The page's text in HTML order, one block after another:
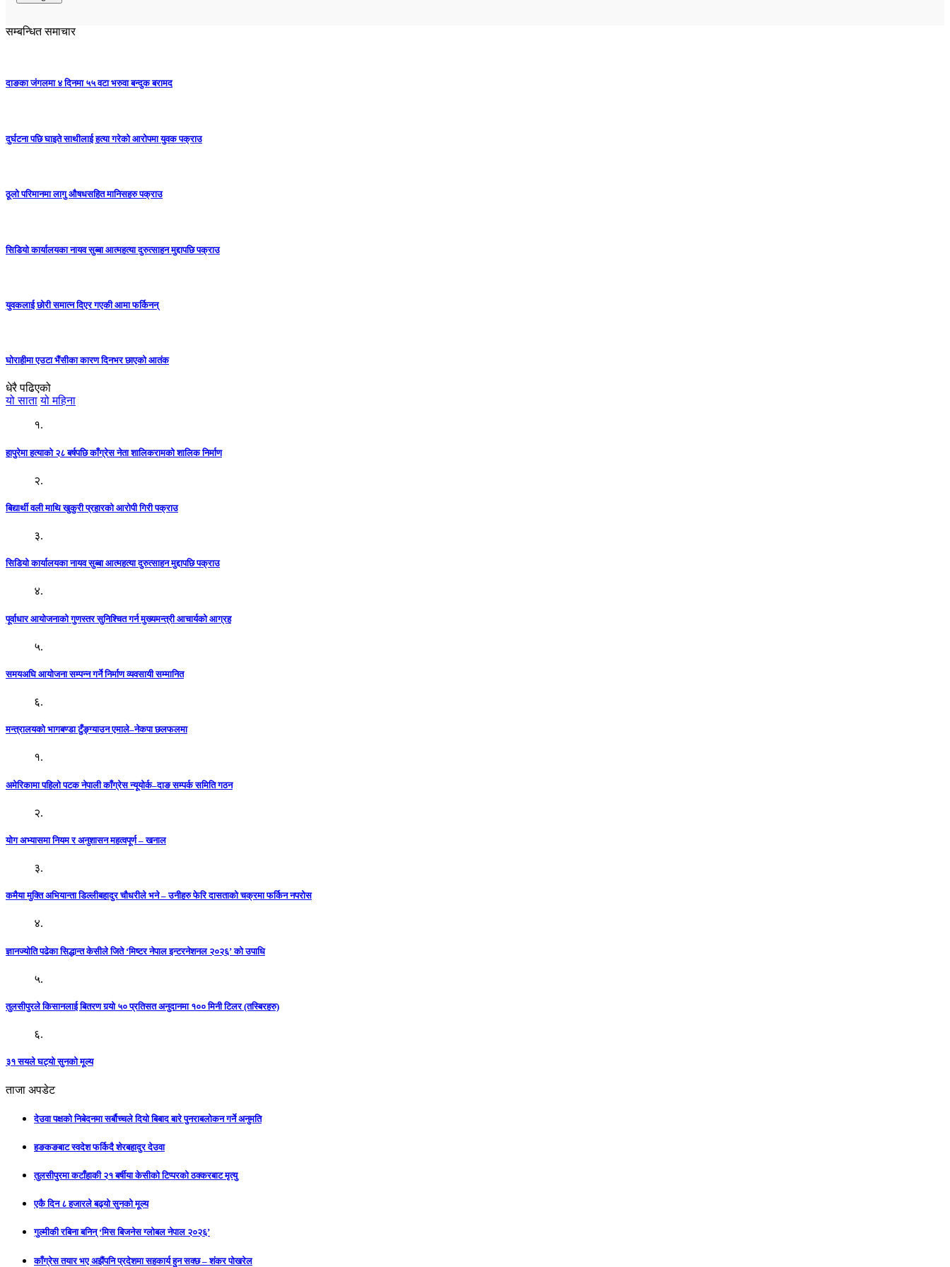
सम्बन्धित समाचार
दाङका जंगलमा ४ दिनमा ५५ वटा भरुवा बन्दुक बरामद
दुर्घटना पछि घाइते साथीलाई हत्या गरेको आरोपमा युवक पक्राउ
ठूलो परिमानमा लागु औषधसहित मानिसहरु पक्राउ
सिडियो कार्यालयका नायव सुब्बा आत्महत्या दुरुत्साहन मुद्दापछि पक्राउ
युवकलाई छोरी समात्न दिएर गएकी आमा फर्किनन्
घोराहीमा एउटा भैंसीका कारण दिनभर छाएको आतंक
धेरै पढिएको
यो साता यो महिना
१.
हापुरेमा हत्याको २८ बर्षपछि काँग्रेस नेता शालिकरामको शालिक निर्माण
२.
बिद्यार्थी वली माथि खुकुरी प्रहारको आरोपी गिरी पक्राउ
३.
सिडियो कार्यालयका नायव सुब्बा आत्महत्या दुरुत्साहन मुद्दापछि पक्राउ
४.
पूर्वाधार आयोजनाको गुणस्तर सुनिश्चित गर्न मुख्यमन्त्री आचार्यको आग्रह
५.
समयअघि आयोजना सम्पन्न गर्ने निर्माण व्यवसायी सम्मानित
६.
मन्त्रालयको भागबण्डा टुँङ्ग्याउन एमाले–नेकपा छलफलमा
१.
अमेरिकामा पहिलो पटक नेपाली काँग्रेस न्यूयोर्क–दाङ सम्पर्क समिति गठन
२.
योग अभ्यासमा नियम र अनुशासन महत्वपूर्ण – खनाल
३.
कमैया मुक्ति अभियान्ता डिल्लीबहादुर चौधरीले भने – उनीहरु फेरि दासताको चक्रमा फर्किन नपरोस
४.
ज्ञानज्योति पढेका सिद्धान्त केसीले जिते ‘मिष्टर नेपाल इन्टरनेशनल २०२६’ को उपाधि
५.
तुलसीपुरले किसानलाई बितरण गर्‍यो ५० प्रतिसत अनुदानमा १०० मिनी टिलर (तस्बिरहरु)
६.
३१ सयले घट्यो सुनको मूल्य
ताजा अपडेट
देउवा पक्षको निबेदनमा सर्बौच्चले दियो बिबाद बारे पुनराबलोकन गर्ने अनुमति
हङकङबाट स्वदेश फर्किदै शेरबहादुर देउवा
तुलसीपुरमा कटाँहाकी २१ बर्षीया केसीको टिप्परको ठक्करबाट मृत्यु
एकै दिन ८ हजारले बढ्यो सुनको मूल्य
गुल्मीकी रबिना बनिन् ‘मिस बिजनेस ग्लोबल नेपाल २०२६’
काँग्रेस तयार भए अझैंपनि प्रदेशमा सहकार्य हुन सक्छ – शंकर पोखरेल